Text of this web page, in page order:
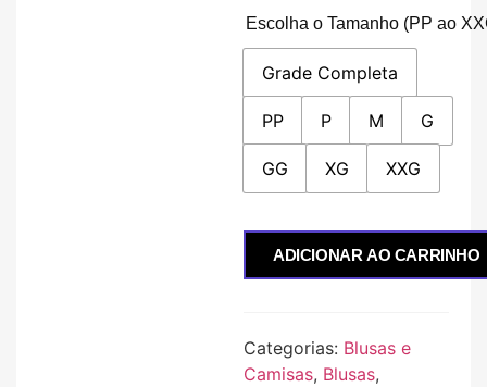
Escolha o Tamanho (PP ao
Grade Completa
PP P M G
GG XG XXG
ADICIONAR AO CARRINHO
Categorias: Blusas e
Camisas, Blusas,